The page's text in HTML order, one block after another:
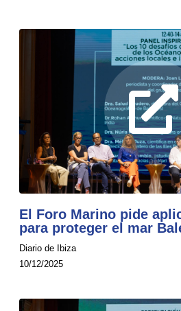
El Foro Marino pide
para proteger el mar
Diario de Ibiza
10/12/2025